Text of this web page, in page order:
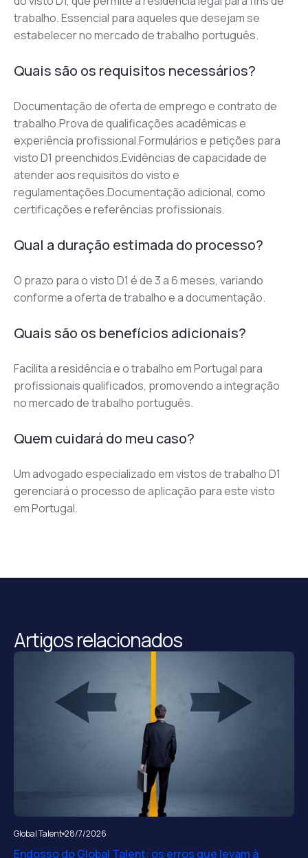
trabalho. Essencial para aqueles que desejam se
estabelecer no mercado de trabalho português.
Quais são os requisitos necessários?
Documentação de oferta de emprego e contrato de
trabalho.Prova de qualificações acadêmicas e
experiência profissional.Formulários e petições para
visto D1 preenchidos.Evidências de capacidade de
atender aos requisitos do visto e
regulamentações.Documentação adicional, como
certificações e referências profissionais.
Qual a duração estimada do processo?
O prazo para o visto D1 é de 3 a 6 meses, variando
conforme a oferta de trabalho e a documentação.
Quais são os benefícios adicionais?
Facilita a residência e o trabalho em Portugal para
profissionais qualificados, promovendo a integração
no mercado de trabalho português.
Quem cuidará do meu caso?
Um advogado especializado em vistos de trabalho D1
gerenciará o processo de aplicação para este visto
em Portugal.
Artigos relacionados
Global Talent 28/7/2026
Endosso do Global Talent: os erros que levam à